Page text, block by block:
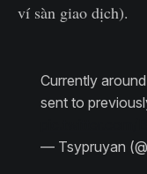
ví sàn giao dịch).
Currently
sent to
— Tsypruyan